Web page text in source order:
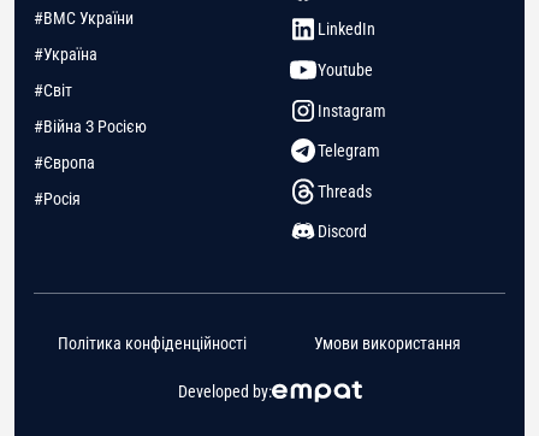
#ВМС України
#Україна
#Світ
#Війна З Росією
#Європа
#Росія
LinkedIn
Youtube
Instagram
Telegram
Threads
Discord
Developed by:
Політика конфіденційності Умови використання